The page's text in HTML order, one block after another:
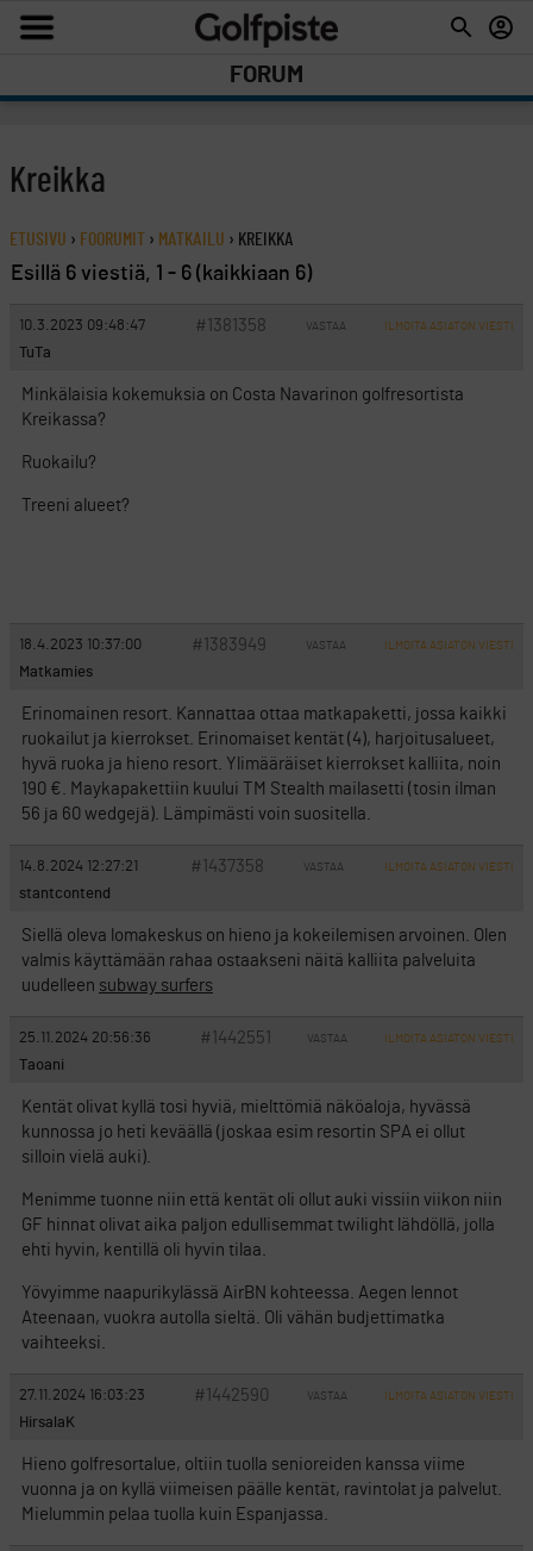
FORUM
Kreikka
ETUSIVU › FOORUMIT › MATKAILU › KREIKKA
Esillä 6 viestiä, 1 - 6 (kaikkiaan 6)
10.3.2023 09:48:47 #1381358 VASTAA ILMOITA ASIATON VIESTI
TuTa
Minkälaisia kokemuksia on Costa Navarinon golfresortista
Kreikassa?
Ruokailu?
Treeni alueet?
18.4.2023 10:37:00 #1383949 VASTAA ILMOITA ASIATON VIESTI
Matkamies
Erinomainen resort. Kannattaa ottaa matkapaketti, jossa kaikki
ruokailut ja kierrokset. Erinomaiset kentät (4), harjoitusalueet,
hyvä ruoka ja hieno resort. Ylimääräiset kierrokset kalliita, noin
190 €. Maykapakettiin kuului TM Stealth mailasetti (tosin ilman
56 ja 60 wedgejä). Lämpimästi voin suositella.
14.8.2024 12:27:21 #1437358 VASTAA ILMOITA ASIATON VIESTI
stantcontend
Siellä oleva lomakeskus on hieno ja kokeilemisen arvoinen. Olen
valmis käyttämään rahaa ostaakseni näitä kalliita palveluita
uudelleen subway surfers
25.11.2024 20:56:36 #1442551 VASTAA ILMOITA ASIATON VIESTI
Taoani
Kentät olivat kyllä tosi hyviä, mielttömiä näköaloja, hyvässä
kunnossa jo heti keväällä (joskaa esim resortin SPA ei ollut
silloin vielä auki).
Menimme tuonne niin että kentät oli ollut auki vissiin viikon niin
GF hinnat olivat aika paljon edullisemmat twilight lähdöllä, jolla
ehti hyvin, kentillä oli hyvin tilaa.
Yövyimme naapurikylässä AirBN kohteessa. Aegen lennot
Ateenaan, vuokra autolla sieltä. Oli vähän budjettimatka
vaihteeksi.
27.11.2024 16:03:23 #1442590 VASTAA ILMOITA ASIATON VIESTI
HirsalaK
Hieno golfresortalue, oltiin tuolla senioreiden kanssa viime
vuonna ja on kyllä viimeisen päälle kentät, ravintolat ja palvelut.
Mielummin pelaa tuolla kuin Espanjassa.